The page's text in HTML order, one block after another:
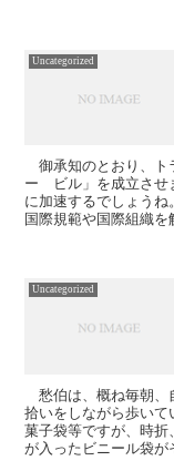
Uncategorized
御承知のとおり、
ー ビル」を成立させ
に加速するでしょう
国際規範や国際組織
Uncategorized
愁伯は、概ね毎朝、
拾いをしながら歩いて
菓子袋等ですが、時
が入ったビニール袋が